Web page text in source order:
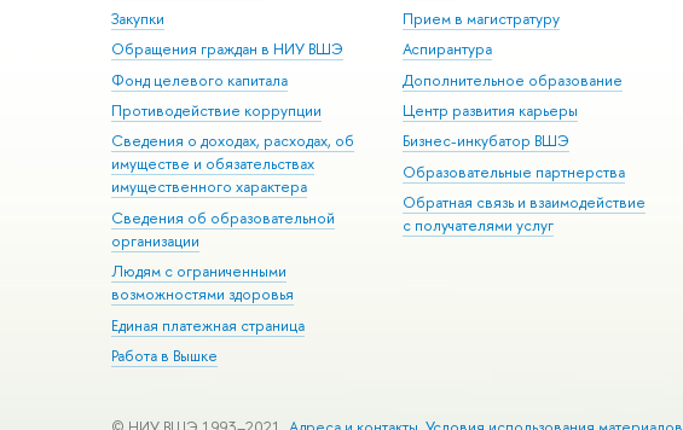
Закупки
Обращения граждан в НИУ ВШЭ
Фонд целевого капитала
Противодействие коррупции
Сведения о доходах, расходах, об
имуществе и обязательствах
имущественного характера
Сведения об образовательной
организации
Людям с ограниченными
возможностями здоровья
Единая платежная страница
Работа в Вышке
Прием в магистратуру
Аспирантура
Дополнительное образование
Центр развития карьеры
Бизнес-инкубатор ВШЭ
Образовательные партнерства
Обратная связь и взаимодействие
с получателями услуг